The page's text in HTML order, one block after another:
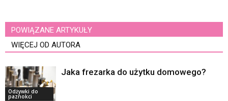
POWIĄZANE ARTYKUŁY
WIĘCEJ OD AUTORA
Odżywki do
paznokci
Jaka frezarka do użytku domowego?